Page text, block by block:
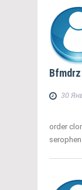
Bfmdrz
30
order